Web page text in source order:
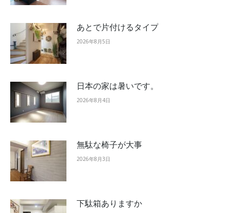
あとで片付けるタイプ
2026年8月5日
日本の家は暑いです。
2026年8月4日
無駄な椅子が大事
2026年8月3日
下駄箱ありますか